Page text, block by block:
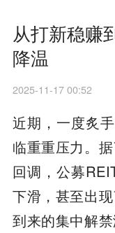
从打新稳赚
降温
2025-11-17 00:52
近期，一度炙
临重重压力。
回调，公募
下滑，甚至出
到来的集中解